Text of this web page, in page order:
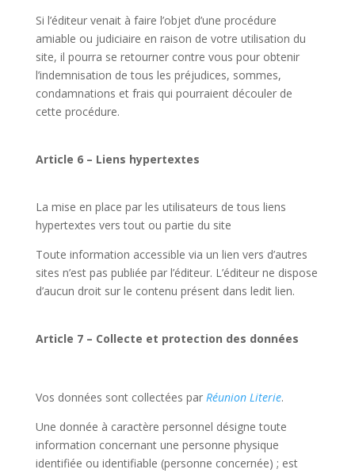
Si l’éditeur venait à faire l’objet d’une procédure
amiable ou judiciaire en raison de votre utilisation du
site, il pourra se retourner contre vous pour obtenir
l’indemnisation de tous les préjudices, sommes,
condamnations et frais qui pourraient découler de
cette procédure.
Article 6 – Liens hypertextes
La mise en place par les utilisateurs de tous liens
hypertextes vers tout ou partie du site
Toute information accessible via un lien vers d’autres
sites n’est pas publiée par l’éditeur. L’éditeur ne dispose
d’aucun droit sur le contenu présent dans ledit lien.
Article 7 – Collecte et protection des données
Vos données sont collectées par Réunion Literie.
Une donnée à caractère personnel désigne toute
information concernant une personne physique
identifiée ou identifiable (personne concernée) ; est